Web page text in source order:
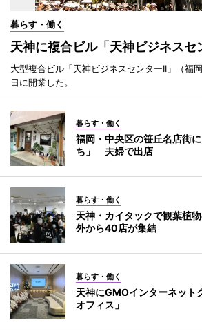
暮らす・働く
天神に複合ビル「天神ビジネスセ
大型複合ビル「天神ビジネスセンターII」（福
日に開業した。
暮らす・働く
福岡・中央区の笹丘名店街
ち」 夫婦で出店
暮らす・働く
天神・カイタックで観葉植
外から40店が集結
暮らす・働く
天神にGMOインターネット
オフィス」